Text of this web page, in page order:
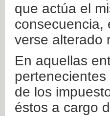
que actúa el
consecuencia,
verse alterado
En aquellas
de los
éstos a cargo